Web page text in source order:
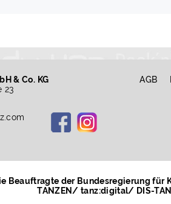
& Co. KG
23
AGB
Beauftragte der Bundesregierung für
TANZEN/ tanz:digital/ DIS-